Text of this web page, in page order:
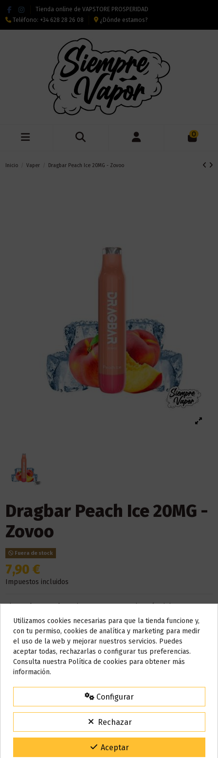
Tienda online de VAPSTORE PROSPERIDAD
Teléfono: +34 628 28 26 08 ¿Dónde estamos?
0
Inicio Vaper Dragbar Peach Ice 20MG - Zovoo
Dragbar Peach Ice 20MG -
Zovoo
Fuera de stock
7,90 €
Impuestos incluidos
ElDragbar Peach IcedeZovooes un melocotón dulce con
ese frío que té volverá loco.
Este dispositivo esdesechable, de usar y tirar. No necesita
cargador ni ningún tipo de recambio.
Elnúmero de caladasaproximadas que puede ofrecerte es
El nivel de
nicotina de este pod desechable es de
Do not show again.
AVISO IMPORTANTE
Nos tomamos unos días
Todos los pedidos realizados desde el
15% de descuento
Para agradecerte la espera durante estos días.
Código:VACACIONES15
Gracias por tu paciencia y por seguir confiando en nosotros.
Utilizamos cookies necesarias para que la tienda funcione y,
con tu permiso, cookies de analítica y marketing para medir
el uso de la web y mejorar nuestros servicios. Puedes
aceptar todas, rechazarlas o configurar tus preferencias.
Consulta nuestra Política de cookies para obtener más
información.
Configurar
Rechazar
Aceptar